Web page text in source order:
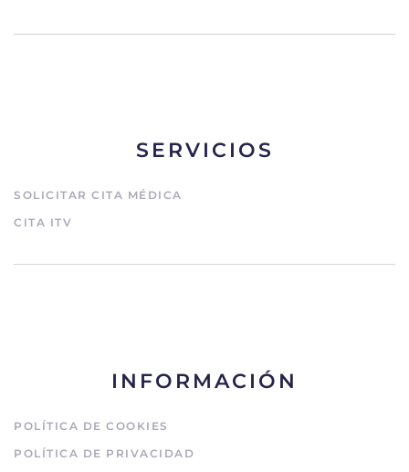
SERVICIOS
SOLICITAR CITA MÉDICA
CITA ITV
INFORMACIÓN
POLÍTICA DE COOKIES
POLÍTICA DE PRIVACIDAD